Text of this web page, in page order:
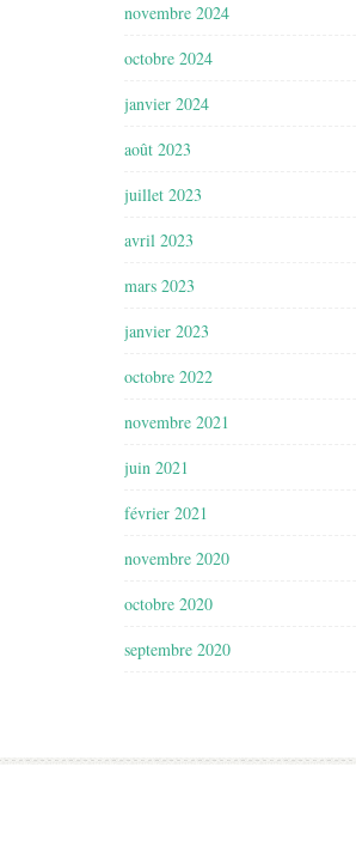
novembre 2024
octobre 2024
janvier 2024
août 2023
juillet 2023
avril 2023
mars 2023
janvier 2023
octobre 2022
novembre 2021
juin 2021
février 2021
novembre 2020
octobre 2020
septembre 2020